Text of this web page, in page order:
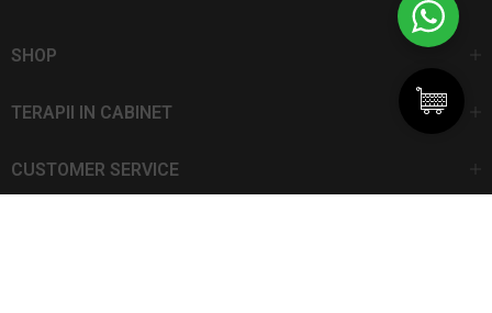
SHOP
TERAPII IN CABINET
CUSTOMER SERVICE